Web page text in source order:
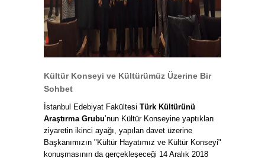
Kültür Konseyi ve Kültürümüz Üzerine Bir
Sohbet
İstanbul Edebiyat Fakültesi Türk Kültürünü
Araştırma Grubu’nun Kültür Konseyine yaptıkları
ziyaretin ikinci ayağı, yapılan davet üzerine
Başkanımızın "Kültür Hayatımız ve Kültür Konseyi"
konuşmasının da gerçekleşeceği 14 Aralık 2018